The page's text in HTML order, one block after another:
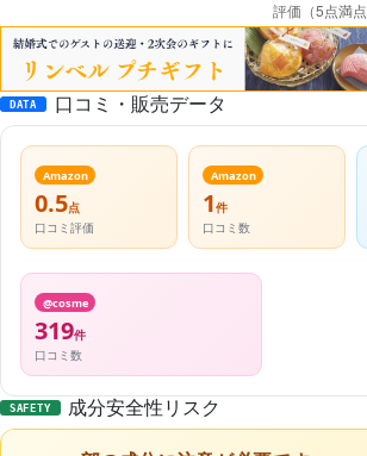
DATA 口コミ・販売データ
Amazon
0.5点
口コミ評価
Amazon
1件
口コミ数
@cosme
319件
口コミ数
SAFETY 成分安全性リスク